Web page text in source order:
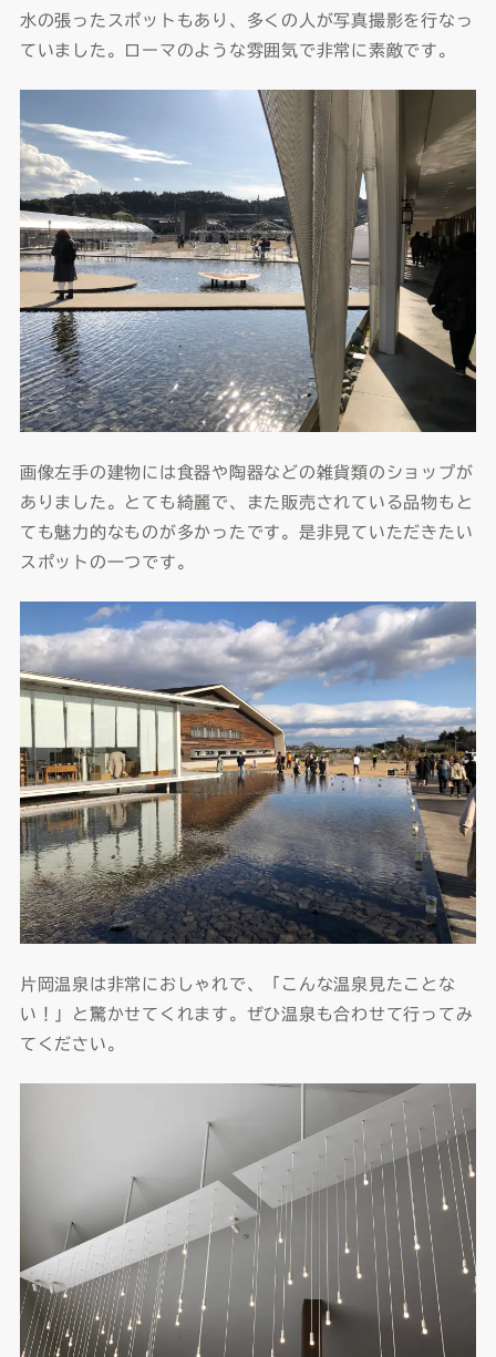
水の張ったスポットもあり、多くの人が写真撮影を行なっ
ていました。ローマのような雰囲気で非常に素敵です。
画像左手の建物には食器や陶器などの雑貨類のショップが
ありました。とても綺麗で、また販売されている品物もと
ても魅力的なものが多かったです。是非見ていただきたい
スポットの一つです。
片岡温泉は非常におしゃれで、「こんな温泉見たことな
い！」と驚かせてくれます。ぜひ温泉も合わせて行ってみ
てください。